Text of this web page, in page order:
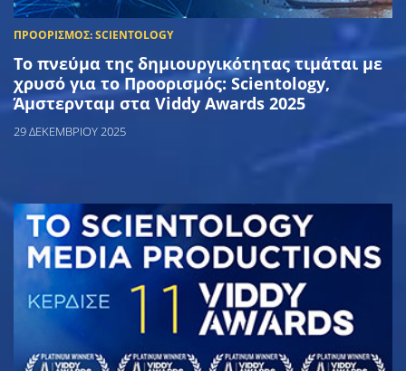
Το πνεύμα της δημιουργικότητας τιμάται με
χρυσό για το Προορισμός: Scientology,
Άμστερνταμ στα Viddy Awards 2025
29 ΔΕΚΕΜΒΡΙΟΥ 2025